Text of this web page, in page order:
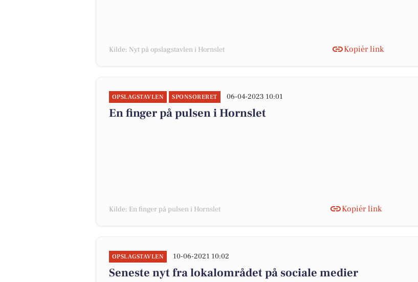
Kilde: Nyt på opslagstavlen i Hornslet Kopiér link
OPSLAGSTAVLEN SPONSORERET 06-04-2023 10:01
En finger på pulsen i Hornslet
Kilde: En finger på pulsen i Hornslet Kopiér link
OPSLAGSTAVLEN 10-06-2021 10:02
Seneste nyt fra lokalområdet på sociale medier